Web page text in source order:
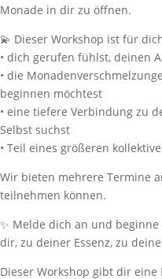
Monade in dir zu öffnen.
💫 Dieser Workshop ist für
• dich gerufen fühlst, deinen
• die
beginnen möchtest
• eine tiefere Verbindung zu
Selbst suchst
• Teil eines größeren
Wir bieten mehrere Termine
teilnehmen können.
✨ Melde dich an und
dir, zu deiner Essenz, zu
Dieser Workshop gibt dir